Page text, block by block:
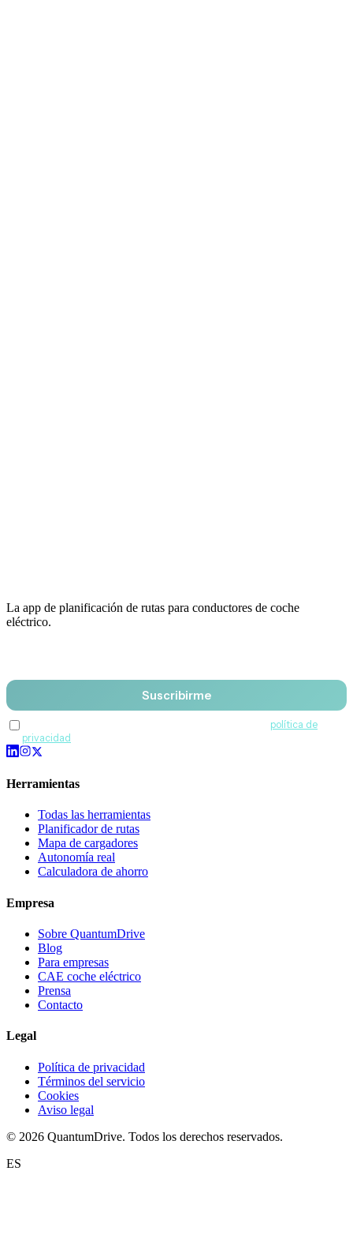
La app de planificación de rutas para conductores de coche
eléctrico.
Suscribirme
política de
privacidad
Herramientas
Todas las herramientas
Planificador de rutas
Mapa de cargadores
Autonomía real
Calculadora de ahorro
Empresa
Sobre QuantumDrive
Blog
Para empresas
CAE coche eléctrico
Prensa
Contacto
Legal
Política de privacidad
Términos del servicio
Cookies
Aviso legal
© 2026 QuantumDrive. Todos los derechos reservados.
ES